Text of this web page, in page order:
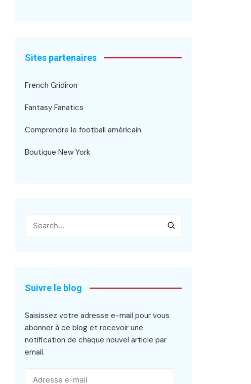
Sites partenaires
French Gridiron
Fantasy Fanatics
Comprendre le football américain
Boutique New York
Suivre le blog
Saisissez votre adresse e-mail pour vous
abonner à ce blog et recevoir une
notification de chaque nouvel article par
email.